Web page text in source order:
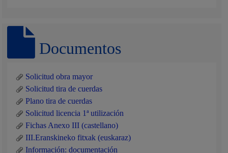
Documentos
Solicitud obra mayor
Solicitud tira de cuerdas
Plano tira de cuerdas
Solicitud licencia 1ª utilización
Fichas Anexo III (castellano)
III.Eranskineko fitxak (euskaraz)
Información: documentación